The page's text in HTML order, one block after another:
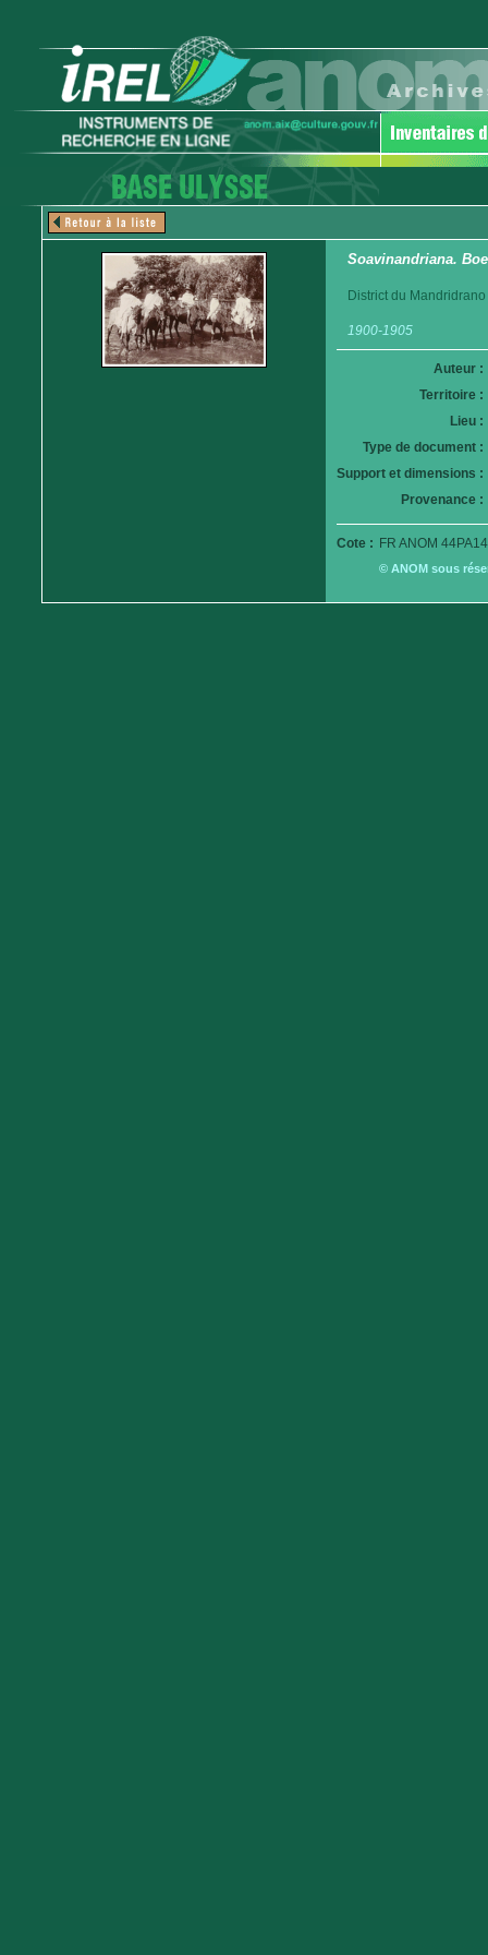
Soavinandriana.
District du Mandridrano
1900-1905
Auteur :
Territoire :
Lieu :
Type de document :
Support et dimensions :
Provenance :
Cote : FR ANOM
© ANOM sous